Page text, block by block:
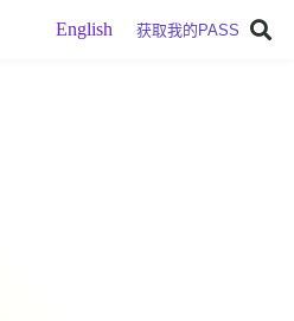
English 获取我的PASS